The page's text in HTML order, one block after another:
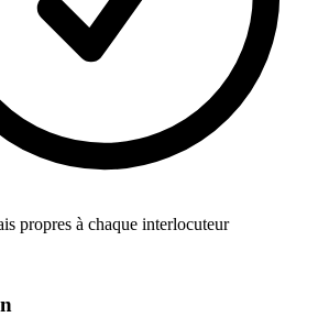
propres à chaque interlocuteur